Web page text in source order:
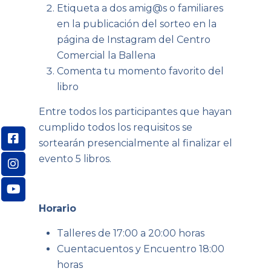
Etiqueta a dos amig@s o familiares
en la publicación del sorteo en la
página de Instagram del Centro
Comercial la Ballena
Comenta tu momento favorito del
libro
Entre todos los participantes que hayan
cumplido todos los requisitos se
sortearán presencialmente al finalizar el
evento 5 libros.
Horario
Talleres de 17:00 a 20:00 horas
Cuentacuentos y Encuentro 18:00
horas